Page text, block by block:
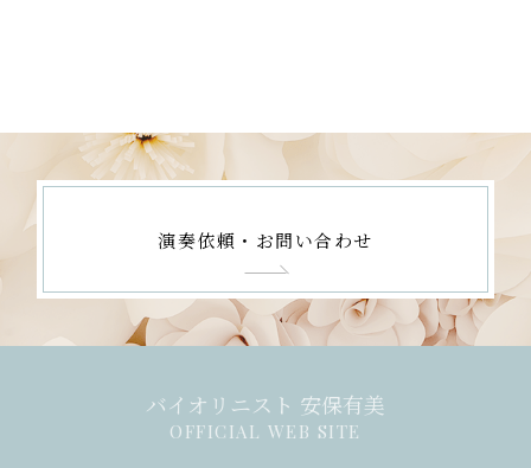
演奏依頼・お問い合わせ
バイオリニスト 安保有美
OFFICIAL WEB SITE